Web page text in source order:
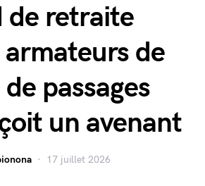
de retraite
armateurs de
passages
un avenant
17 juillet 2026